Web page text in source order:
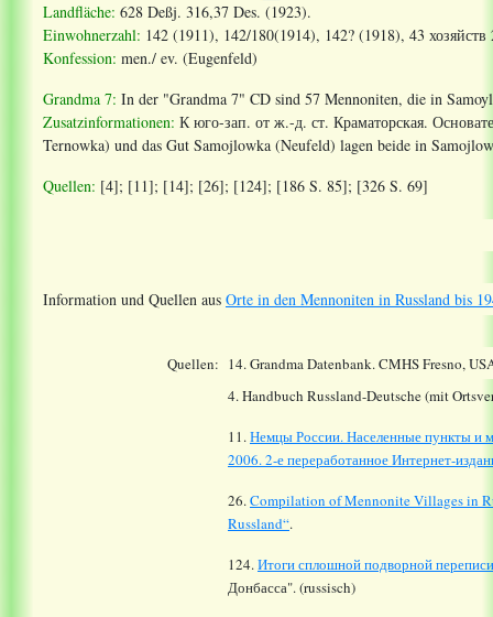
Landfläche: 628 Deßj. 316,37 Des. (1923).
Einwohnerzahl: 142 (1911), 142/180(1914), 142? (1918), 43
Konfession: men./ ev. (Eugenfeld)
Grandma 7: In der "Grandma 7" CD sind 57 Mennoniten, die in
Zusatzinformationen: К юго-зап. от ж.-д. ст. Краматорская.
Ternowka) und das Gut Samojlowka (Neufeld) lagen beide in
Quellen: [4]; [11]; [14]; [26]; [124]; [186 S. 85]; [326 S. 69]
Information und Quellen aus Orte in den Mennoniten in Russland bis
Quellen: 14.Grandma Datenbank. CMHS Fresno,
4. Handbuch Russland-Deutsche (mit
11.Немцы России. Населенные пункты и
2006. 2-е переработанное Интернет-
26.Compilation of Mennonite Villages in
Russland“.
124.Итоги сплошной подворной
Донбасса". (russisch)